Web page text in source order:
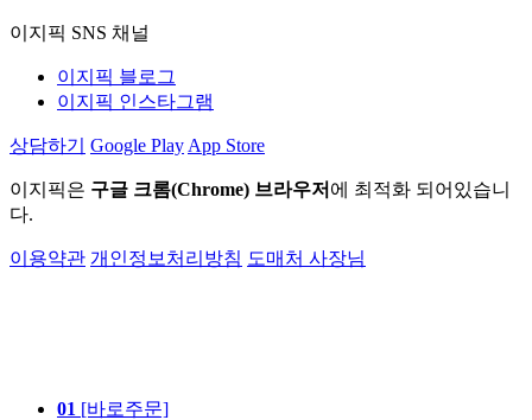
이지픽 SNS 채널
이지픽 블로그
이지픽 인스타그램
상담하기 Google Play App Store
이지픽은 구글 크롬(Chrome) 브라우저 에 최적화 되어있습니
다.
이용약관 개인정보처리방침 도매처 사장님
01 [바로주문]